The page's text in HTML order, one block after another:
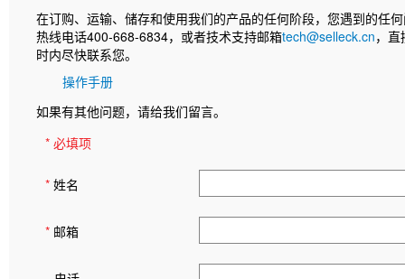
在订购、运输、储存和使用我们的产品的任何阶段，您遇到的任
热线电话400-668-6834，或者技术支持邮箱tech@selleck.cn，
时内尽快联系您。
操作手册
如果有其他问题，请给我们留言。
* 必填项
* 姓名
* 邮箱